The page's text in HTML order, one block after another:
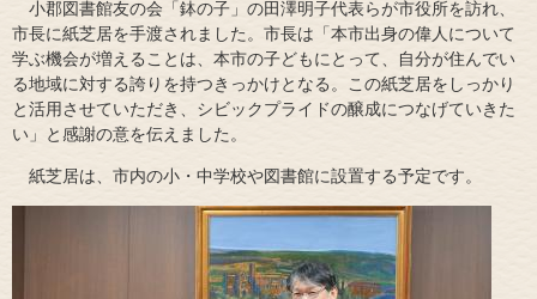
小郡図書館友の会「鉢の子」の田澤明子代表らが市役所を訪れ、
市長に紙芝居を手渡されました。市長は「本市出身の偉人について
学ぶ機会が増えることは、本市の子どもにとって、自分が住んでい
る地域に対する誇りを持つきっかけとなる。この紙芝居をしっかり
と活用させていただき、シビックプライドの醸成につなげていきた
い」と感謝の意を伝えました。
紙芝居は、市内の小・中学校や図書館に設置する予定です。